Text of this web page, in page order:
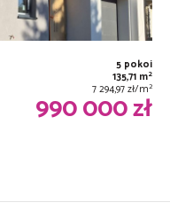
5 pokoi
135,71 m2
7 294,97 zł/m2
990 000 zł